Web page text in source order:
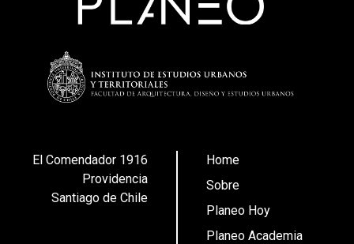
El Comendador 1916
Providencia
Santiago de Chile
Home
Sobre
Planeo Hoy
Planeo Academia